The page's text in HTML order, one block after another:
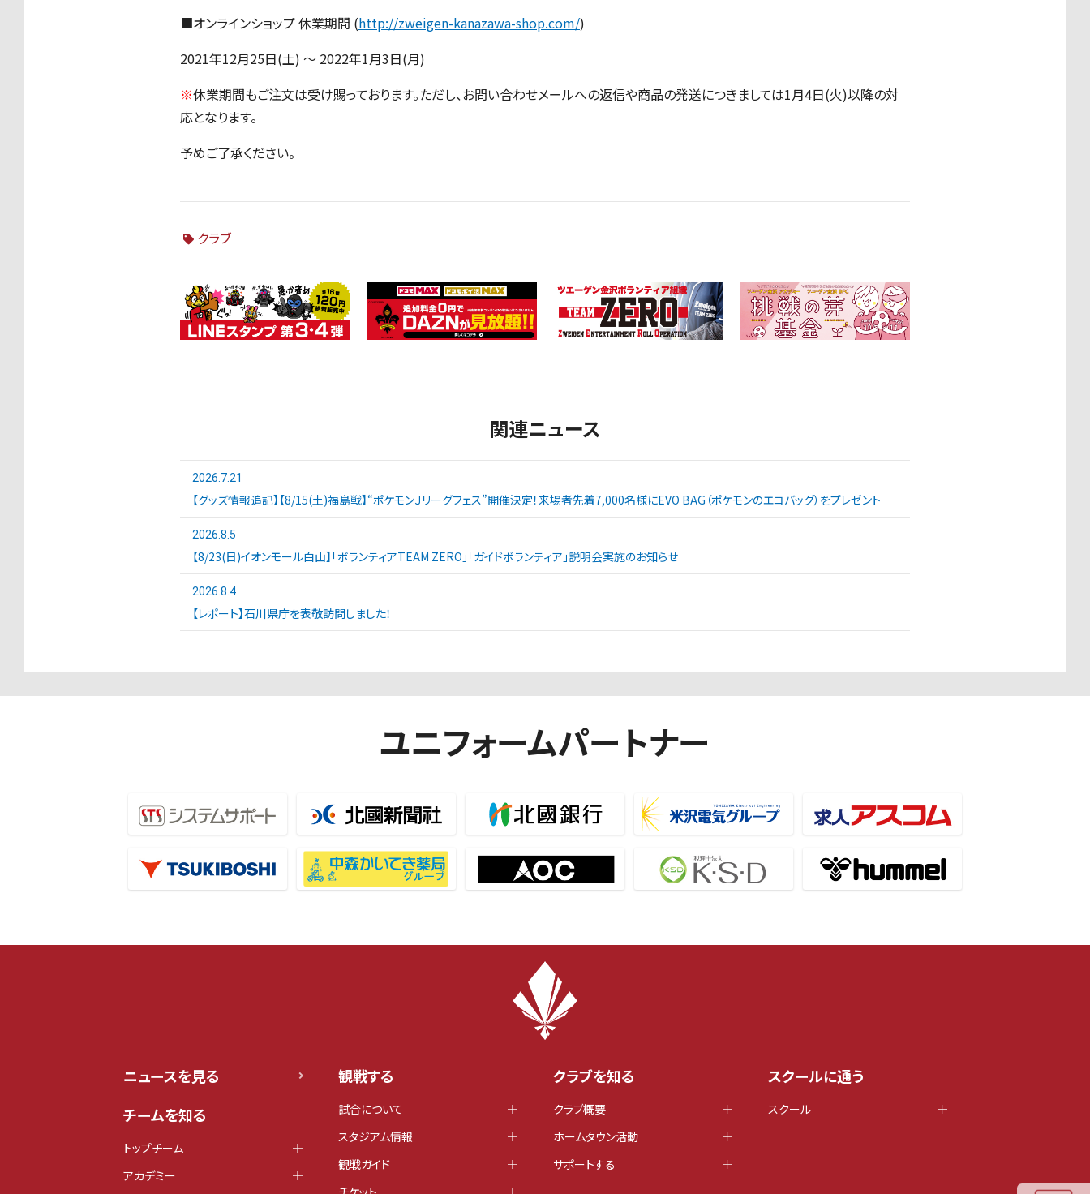
■オンラインショップ 休業期間 (http://zweigen-kanazawa-shop.com/)
2021年12月25日(土) ～ 2022年1月3日(月)
※休業期間もご注文は受け賜っております。ただし、お問い合わせメールへの返信や商品の発送につきましては1月4日(火)以降の対
応となります。
予めご了承ください。
クラブ
関連ニュース
2026.7.21
【グッズ情報追記】【8/15(土)福島戦】“ポケモンＪリーグフェス”開催決定！来場者先着7,000名様にEVO BAG（ポケモンのエコバッグ）をプレゼント
2026.8.5
【8/23(日)イオンモール白山】「ボランティアTEAM ZERO」「ガイドボランティア」説明会実施のお知らせ
2026.8.4
【レポート】石川県庁を表敬訪問しました！
ユニフォームパートナー
ニュースを見る
チームを知る
トップチーム
アカデミー
観戦する
試合について
スタジアム情報
観戦ガイド
クラブを知る
クラブ概要
ホームタウン活動
サポートする
スクールに通う
スクール